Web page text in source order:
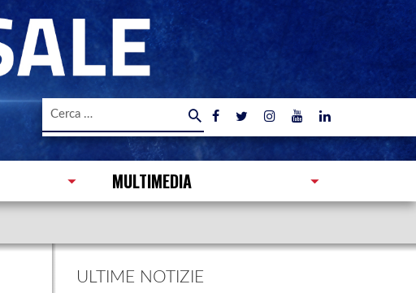
Ricerca
MULTIMEDIA
ULTIME NOTIZIE